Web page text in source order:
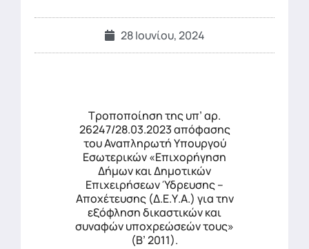
28 Ιουνίου, 2024
Τροποποίηση της υπ’ αρ.
26247/28.03.2023 απόφασης
του Αναπληρωτή Υπουργού
Εσωτερικών «Επιχορήγηση
Δήμων και Δημοτικών
Επιχειρήσεων Ύδρευσης –
Αποχέτευσης (Δ.Ε.Υ.Α.) για την
εξόφληση δικαστικών και
συναφών υποχρεώσεών τους»
(Β’ 2011).